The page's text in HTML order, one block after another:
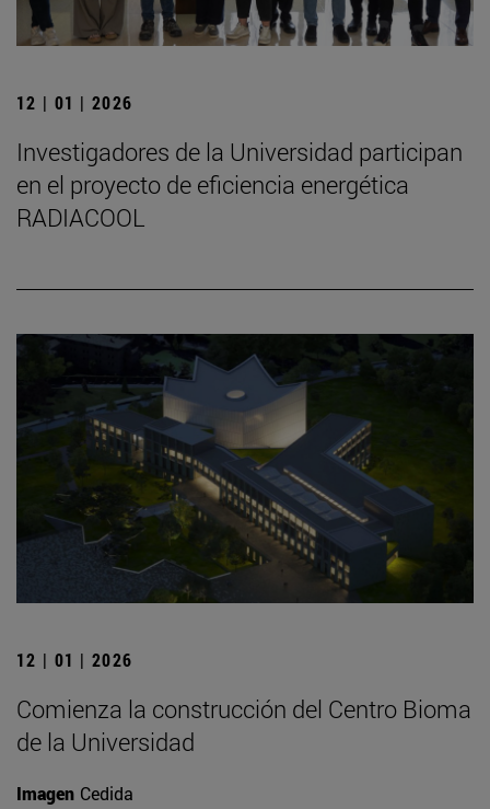
12 | 01 | 2026
Investigadores de la Universidad participan
en el proyecto de eficiencia energética
RADIACOOL
12 | 01 | 2026
Comienza la construcción del Centro Bioma
de la Universidad
Imagen Cedida